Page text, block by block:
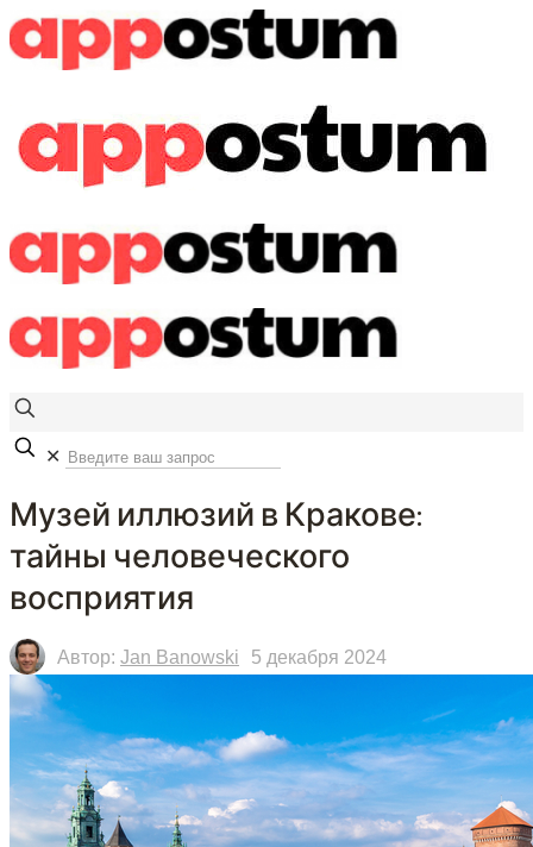
✕
Музей иллюзий в Кракове:
тайны человеческого
восприятия
Автор: Jan Banowski 5 декабря 2024